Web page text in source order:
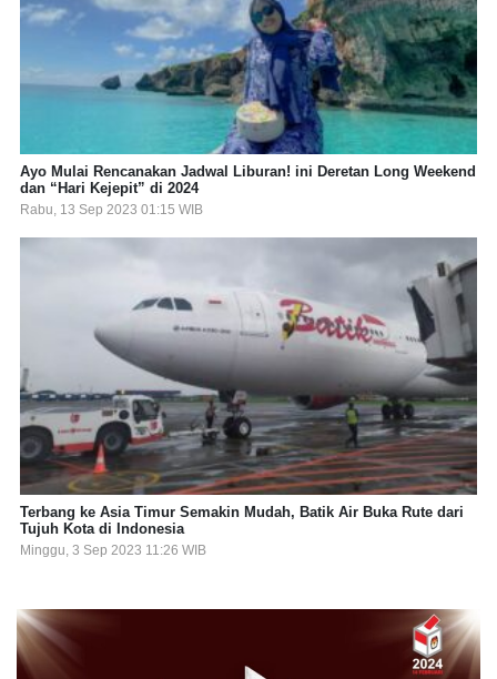
Ayo Mulai Rencanakan Jadwal Liburan! ini Deretan Long Weekend
dan “Hari Kejepit” di 2024
Rabu, 13 Sep 2023 01:15 WIB
Terbang ke Asia Timur Semakin Mudah, Batik Air Buka Rute dari
Tujuh Kota di Indonesia
Minggu, 3 Sep 2023 11:26 WIB